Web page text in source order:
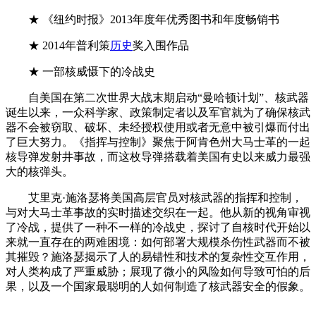
★ 《纽约时报》2013年度年优秀图书和年度畅销书
★ 2014年普利策历史奖入围作品
★ 一部核威慑下的冷战史
自美国在第二次世界大战末期启动“曼哈顿计划”、核武器
诞生以来，一众科学家、政策制定者以及军官就为了确保核武
器不会被窃取、破坏、未经授权使用或者无意中被引爆而付出
了巨大努力。《指挥与控制》聚焦于阿肯色州大马士革的一起
核导弹发射井事故，而这枚导弹搭载着美国有史以来威力最强
大的核弹头。
艾里克·施洛瑟将美国高层官员对核武器的指挥和控制，
与对大马士革事故的实时描述交织在一起。他从新的视角审视
了冷战，提供了一种不一样的冷战史，探讨了自核时代开始以
来就一直存在的两难困境：如何部署大规模杀伤性武器而不被
其摧毁？施洛瑟揭示了人的易错性和技术的复杂性交互作用，
对人类构成了严重威胁；展现了微小的风险如何导致可怕的后
果，以及一个国家最聪明的人如何制造了核武器安全的假象。